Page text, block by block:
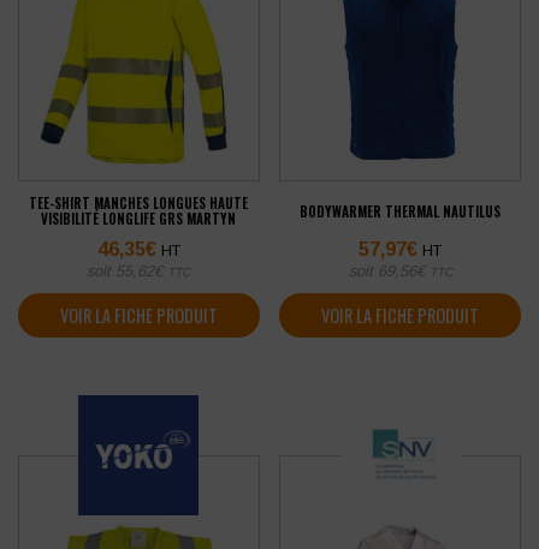
TEE-SHIRT MANCHES LONGUES HAUTE
VISIBILITÉ LONGLIFE GRS MARTYN
46,35€ HT
soit 55,62€ TTC
VOIR LA FICHE PRODUIT
BODYWARMER THERMAL NAUTILUS
57,97€ HT
soit 69,56€ TTC
VOIR LA FICHE PRODUIT